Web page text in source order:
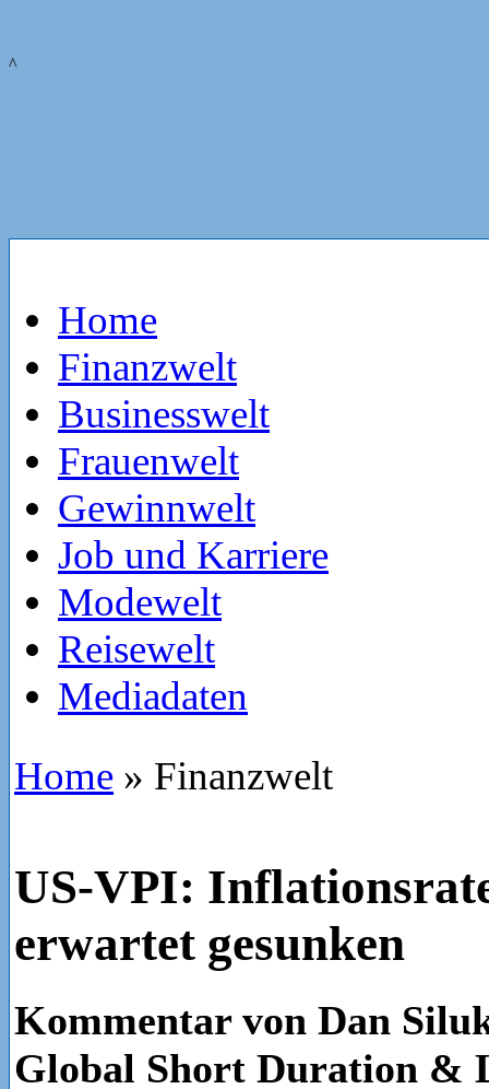
^
Home
Finanzwelt
Businesswelt
Frauenwelt
Gewinnwelt
Job und Karriere
Modewelt
Reisewelt
Mediadaten
Home » Finanzwelt
US-VPI:
erwartet gesunken
Kommentar von Dan
Global Short Duration &